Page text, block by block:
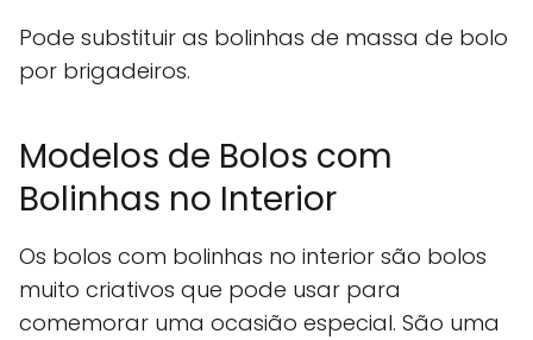
Pode substituir as bolinhas de massa de bolo
por brigadeiros.
Modelos de Bolos com
Bolinhas no Interior
Os bolos com bolinhas no interior são bolos
muito criativos que pode usar para
comemorar uma ocasião especial. São uma